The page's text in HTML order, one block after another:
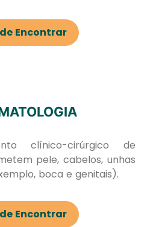
Encontrar
clínico-cirúrgico de
pele, cabelos, unhas
boca e genitais).
Encontrar